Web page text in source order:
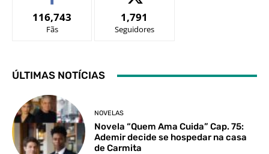
116,743
Fãs
1,791
Seguidores
ÚLTIMAS NOTÍCIAS
NOVELAS
Novela “Quem Ama Cuida” Cap. 75:
Ademir decide se hospedar na casa
de Carmita